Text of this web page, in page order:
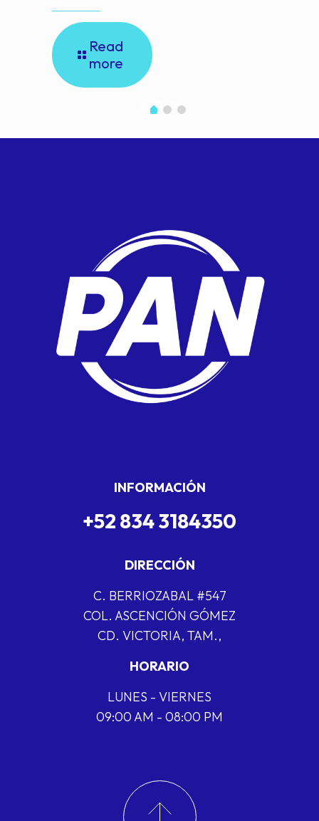
Read
more
INFORMACIÓN
+52 834 3184350
DIRECCIÓN
C. BERRIOZABAL #547
COL. ASCENCIÓN GÓMEZ
CD. VICTORIA, TAM.,
HORARIO
LUNES - VIERNES
09:00 AM - 08:00 PM